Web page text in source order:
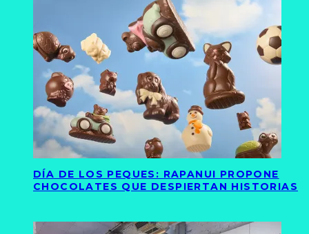
DÍA DE LOS PEQUES: RAPANUI PROPONE
CHOCOLATES QUE DESPIERTAN HISTORIAS